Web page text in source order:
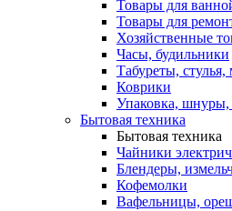
Товары для
Товары для
Хозяйственные
Часы, будильники
Табуреты,
Коврики
Упаковка, шнуры,
Бытовая техника
Бытовая техника
Чайники
Блендеры,
Кофемолки
Вафельницы,